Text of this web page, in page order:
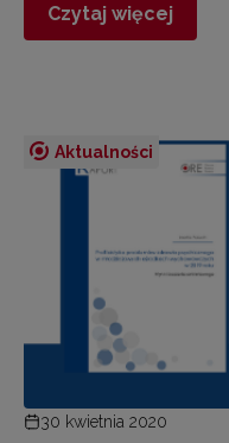
Czytaj więcej
Aktualności
30 kwietnia 2020